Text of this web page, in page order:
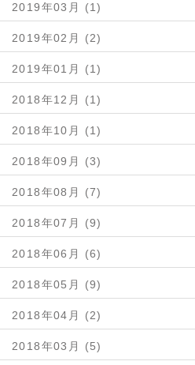
2019年03月 (1)
2019年02月 (2)
2019年01月 (1)
2018年12月 (1)
2018年10月 (1)
2018年09月 (3)
2018年08月 (7)
2018年07月 (9)
2018年06月 (6)
2018年05月 (9)
2018年04月 (2)
2018年03月 (5)